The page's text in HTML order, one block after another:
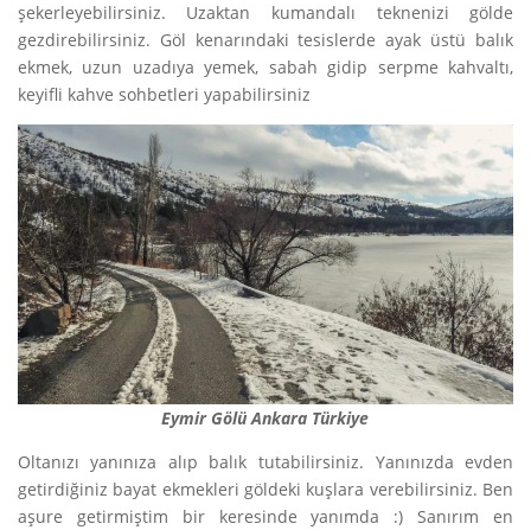
şekerleyebilirsiniz. Uzaktan kumandalı teknenizi gölde
gezdirebilirsiniz. Göl kenarındaki tesislerde ayak üstü balık
ekmek, uzun uzadıya yemek, sabah gidip serpme kahvaltı,
keyifli kahve sohbetleri yapabilirsiniz
Eymir Gölü Ankara Türkiye
Oltanızı yanınıza alıp balık tutabilirsiniz. Yanınızda evden
getirdiğiniz bayat ekmekleri göldeki kuşlara verebilirsiniz. Ben
aşure getirmiştim bir keresinde yanımda :) Sanırım en